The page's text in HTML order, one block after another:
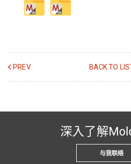
PREV BACK TO
深入了解
与我联络